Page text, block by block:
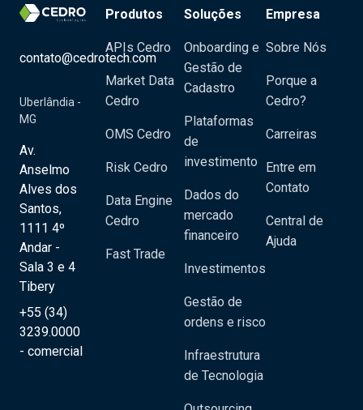
contato@cedrotech.com
Uberlândia -
MG
Av.
Anselmo
Alves dos
Santos,
1111 4º
Andar -
Sala 3 e 4
Tibery
+55 (34)
3239.0000
- comercial
Produtos
APIs Cedro
Market Data
Cedro
OMS Cedro
Risk Cedro
Data Engine
Cedro
Fast Trade
Soluções
Onboarding e
Gestão de
Cadastro
Plataformas
de
investimento
Dados do
mercado
financeiro
Investimentos
Gestão de
ordens e risco
Infraestrutura
de Tecnologia
Empresa
Sobre Nós
Porque a
Cedro?
Carreiras
Entre em
Contato
Central de
Ajuda